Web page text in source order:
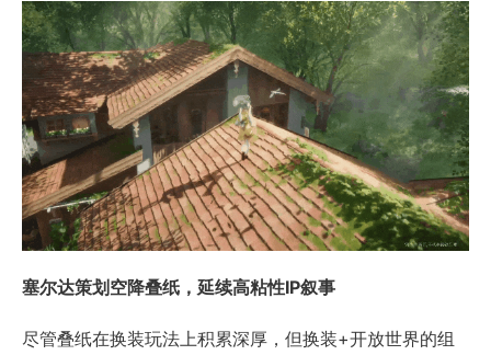
塞尔达策划空降叠纸，延续高粘性IP叙事
尽管叠纸在换装玩法上积累深厚，但换装+开放世界的组